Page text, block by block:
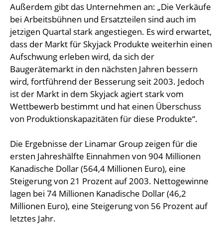
Außerdem gibt das Unternehmen an: „Die Verkäufe
bei Arbeitsbühnen und Ersatzteilen sind auch im
jetzigen Quartal stark angestiegen. Es wird erwartet,
dass der Markt für Skyjack Produkte weiterhin einen
Aufschwung erleben wird, da sich der
Baugerätemarkt in den nächsten Jahren bessern
wird, fortführend der Besserung seit 2003. Jedoch
ist der Markt in dem Skyjack agiert stark vom
Wettbewerb bestimmt und hat einen Überschuss
von Produktionskapazitäten für diese Produkte“.
Die Ergebnisse der Linamar Group zeigen für die
ersten Jahreshälfte Einnahmen von 904 Millionen
Kanadische Dollar (564,4 Millionen Euro), eine
Steigerung von 21 Prozent auf 2003. Nettogewinne
lagen bei 74 Millionen Kanadische Dollar (46,2
Millionen Euro), eine Steigerung von 56 Prozent auf
letztes Jahr.